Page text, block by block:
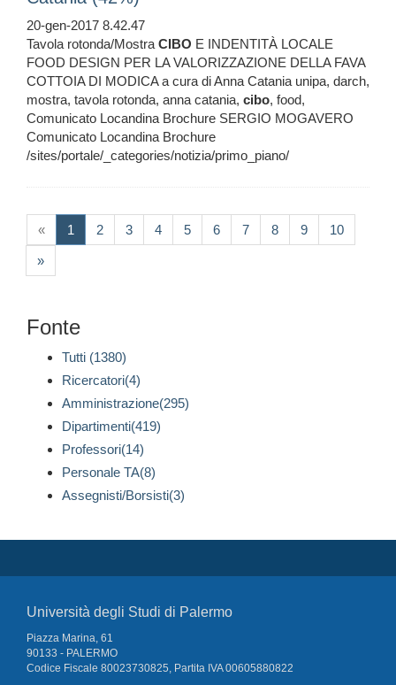
20-gen-2017 8.42.47
Tavola rotonda/MostraCIBO E INDENTITÀ LOCALE
FOOD DESIGN PER LA VALORIZZAZIONE DELLA FAVA
COTTOIA DI MODICA a cura di Anna Catania unipa, darch,
mostra, tavola rotonda, anna catania, cibo, food,
Comunicato Locandina Brochure SERGIO MOGAVERO
Comunicato Locandina Brochure
/sites/portale/_categories/notizia/primo_piano/
« 1 (current)
2 3 4 5 6 7 8 9 10
»
Fonte
Tutti (1380)
Ricercatori(4)
Amministrazione(295)
Dipartimenti(419)
Professori(14)
Personale TA(8)
Assegnisti/Borsisti(3)
Università degli Studi di Palermo
Piazza Marina, 61
90133 - PALERMO
Codice Fiscale 80023730825, Partita IVA 00605880822